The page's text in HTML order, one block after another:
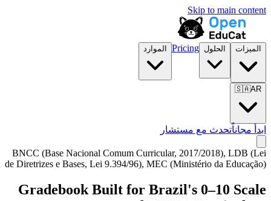
Skip to main content
الميزات الحلول Pricing الموارد
🇸🇦AR
ابدأ مجاناًتحدث مع مستشار
BNCC (Base Nacional Comum Curricular, 2017/2018), LDB (Lei
de Diretrizes e Bases, Lei 9.394/96), MEC (Ministério da Educação)
Gradebook Built for Brazil's 0–10 Scale